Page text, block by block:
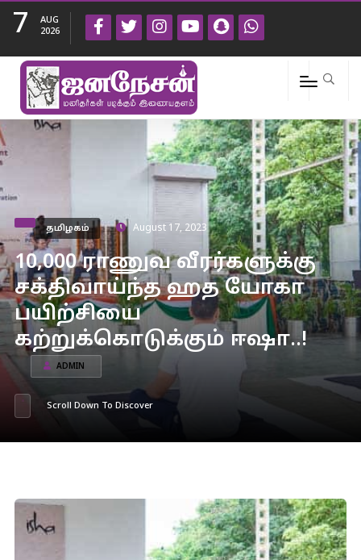
7
AUG
2026
தமிழகம் August 17, 2023
10,000 ராணுவ வீரர்களுக்கு
சக்திவாய்ந்த ஹத யோகா
பயிற்சியை
கற்றுக்கொடுக்கும் ஈஷா..!
ADMIN
Scroll Down To Discover